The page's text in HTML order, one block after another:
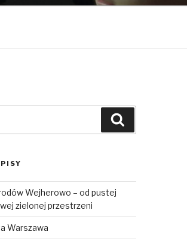
Wejherowo – od pustej
zielonej przestrzeni
Warszawa